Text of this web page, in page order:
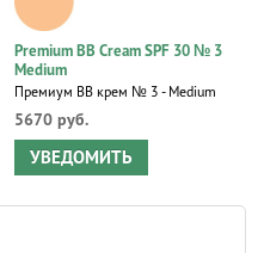
Premium BB Cream SPF 30 № 3
Medium
Премиум ВВ крем № 3 - Medium
5670 руб.
УВЕДОМИТЬ